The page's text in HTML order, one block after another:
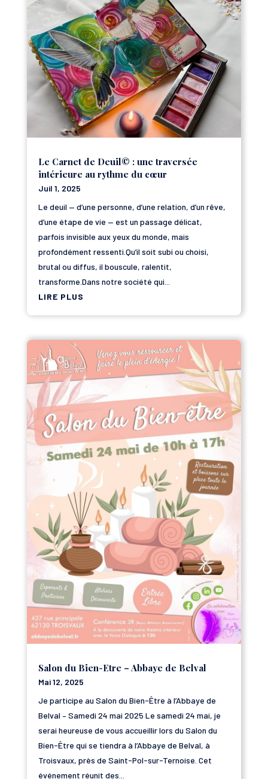
Le Carnet de Deuil© : une traversée
intérieure au rythme du cœur
Juil 1, 2025
Le deuil — d’une personne, d’une relation, d’un rêve,
d’une étape de vie — est un passage délicat,
parfois invisible aux yeux du monde, mais
profondément ressenti.Qu’il soit subi ou choisi,
brutal ou diffus, il bouscule, ralentit,
transforme.Dans notre société qui...
LIRE PLUS
Salon du Bien-Etre – Abbaye de Belval
Mai 12, 2025
Je participe au Salon du Bien-Être à l’Abbaye de
Belval – Samedi 24 mai 2025 Le samedi 24 mai, je
serai heureuse de vous accueillir lors du Salon du
Bien-Être qui se tiendra à l’Abbaye de Belval, à
Troisvaux, près de Saint-Pol-sur-Ternoise. Cet
événement réunit des...